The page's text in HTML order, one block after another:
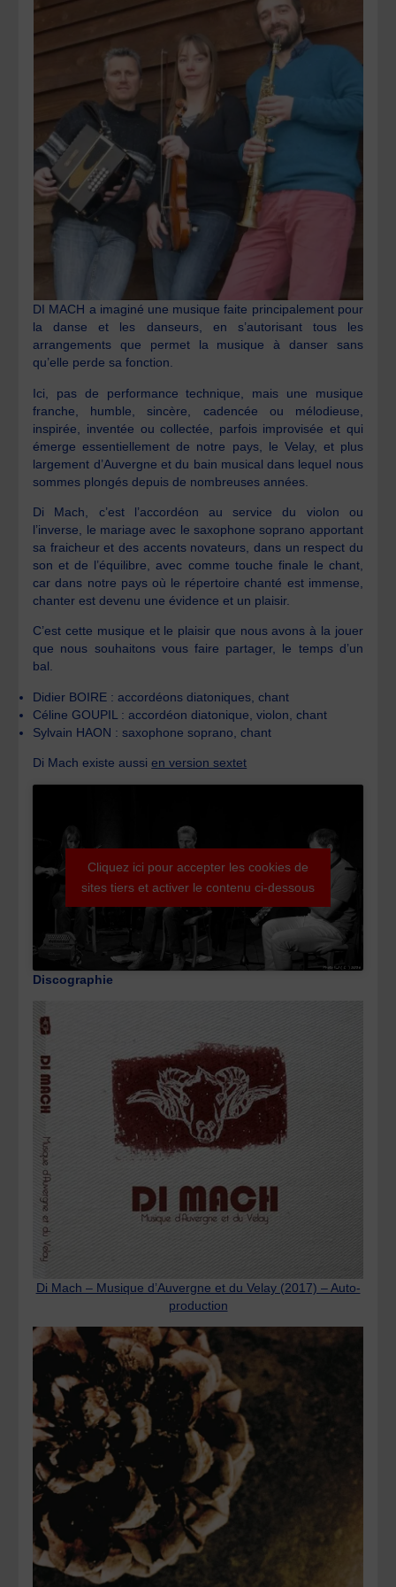
DI MACH a imaginé une musique faite principalement pour
la danse et les danseurs, en s’autorisant tous les
arrangements que permet la musique à danser sans
qu’elle perde sa fonction.
Ici, pas de performance technique, mais une musique
franche, humble, sincère, cadencée ou mélodieuse,
inspirée, inventée ou collectée, parfois improvisée et qui
émerge essentiellement de notre pays, le Velay, et plus
largement d’Auvergne et du bain musical dans lequel nous
sommes plongés depuis de nombreuses années.
Di Mach, c’est l’accordéon au service du violon ou
l’inverse, le mariage avec le saxophone soprano apportant
sa fraicheur et des accents novateurs, dans un respect du
son et de l’équilibre, avec comme touche finale le chant,
car dans notre pays où le répertoire chanté est immense,
chanter est devenu une évidence et un plaisir.
C’est cette musique et le plaisir que nous avons à la jouer
que nous souhaitons vous faire partager, le temps d’un
bal.
Didier BOIRE : accordéons diatoniques, chant
Céline GOUPIL : accordéon diatonique, violon, chant
Sylvain HAON : saxophone soprano, chant
Di Mach existe aussien version sextet
Cliquez ici pour accepter les cookies de
sites tiers et activer le contenu ci-dessous
Discographie
Di Mach – Musique d’Auvergne et du Velay (2017) – Auto-
production